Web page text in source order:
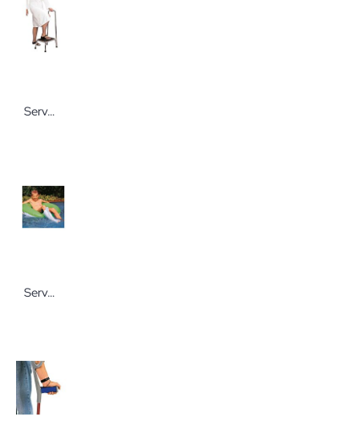
Servoprax Wannen-Einstiegshilfe Antirutsch Trethocker in verschiedenen Ausführungen
Servoprax Aqua Stop Verbandsschutz